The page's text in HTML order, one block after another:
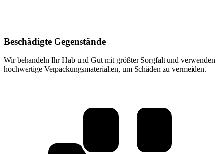
Beschädigte Gegenstände
Wir behandeln Ihr Hab und Gut mit größter Sorgfalt und verwenden
hochwertige Verpackungsmaterialien, um Schäden zu vermeiden.